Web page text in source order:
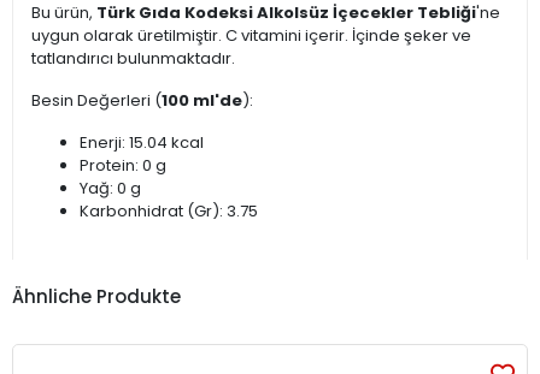
Bu ürün, Türk Gıda Kodeksi Alkolsüz İçecekler Tebliği'ne
uygun olarak üretilmiştir. C vitamini içerir. İçinde şeker ve
tatlandırıcı bulunmaktadır.
Besin Değerleri (100 ml'de):
Enerji: 15.04 kcal
Protein: 0 g
Yağ: 0 g
Karbonhidrat (Gr): 3.75
Ähnliche Produkte